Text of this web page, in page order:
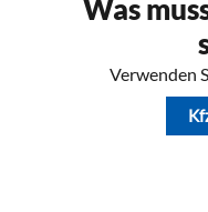
Was
Verwenden